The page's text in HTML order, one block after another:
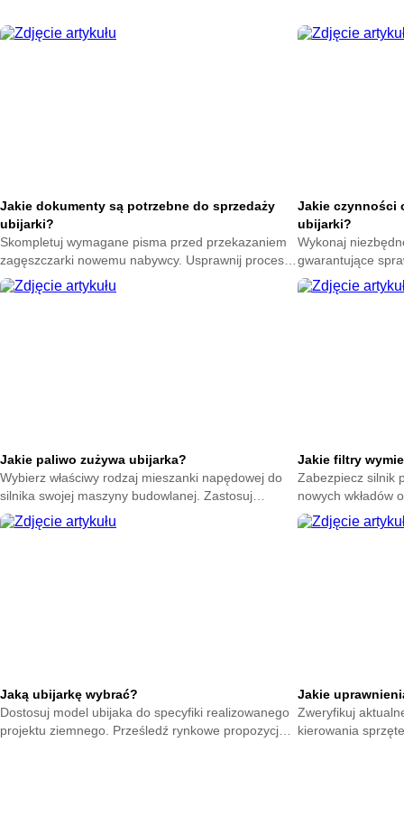
Jakie dokumenty są potrzebne do sprzedaży
ubijarki?
Skompletuj wymagane pisma przed przekazaniem
zagęszczarki nowemu nabywcy. Usprawnij proces
transakcji i miej pewność poprawnego
sfinalizowania umowy.
Jakie czynności
ubijarki?
Wykonaj
gwarantujące
Poznaj etapy
przestojów na
Jakie paliwo zużywa ubijarka?
Wybierz właściwy rodzaj mieszanki napędowej do
silnika swojej maszyny budowlanej. Zastosuj
optymalną ciecz i zapobiegaj awariom układu
wtryskowego.
Jakie filtry
Zabezpiecz silnik
nowych wkładów
bariery wymagają
maszyny.
Jaką ubijarkę wybrać?
Dostosuj model ubijaka do specyfiki realizowanego
projektu ziemnego. Prześledź rynkowe propozycje i
Jakie
Zweryfikuj
kierowania